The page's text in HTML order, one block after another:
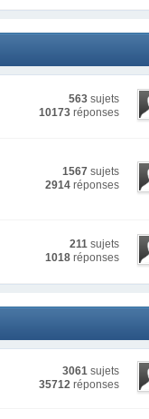
563 sujets
10173 réponses
1567 sujets
2914 réponses
211 sujets
1018 réponses
3061 sujets
35712 réponses